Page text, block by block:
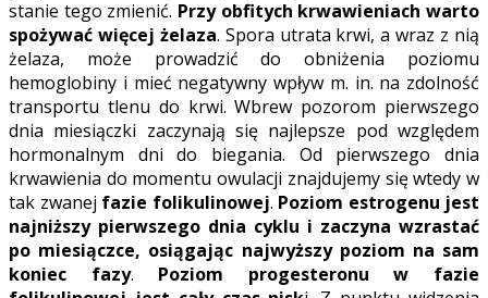
stanie tego zmienić. Przy obfitych krwawieniach warto
spożywać więcej żelaza. Spora utrata krwi, a wraz z nią
żelaza, może prowadzić do obniżenia poziomu
hemoglobiny i mieć negatywny wpływ m. in. na zdolność
transportu tlenu do krwi. Wbrew pozorom pierwszego
dnia miesiączki zaczynają się najlepsze pod względem
hormonalnym dni do biegania. Od pierwszego dnia
krwawienia do momentu owulacji znajdujemy się wtedy w
tak zwanej fazie folikulinowej. Poziom estrogenu jest
najniższy pierwszego dnia cyklu i zaczyna wzrastać
po miesiączce, osiągając najwyższy poziom na sam
koniec fazy. Poziom progesteronu w fazie